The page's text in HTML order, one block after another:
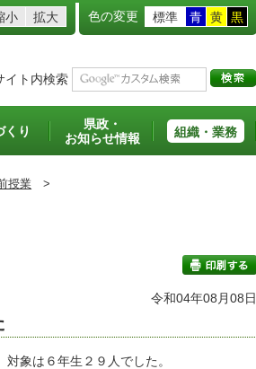
小 拡大 色の変更 標準 青 黄 黒
イト内検索
くり
県政・
お知らせ情報
組織・業務
授業 >
印刷する
令和04年08月08日
象は６年生２９人でした。